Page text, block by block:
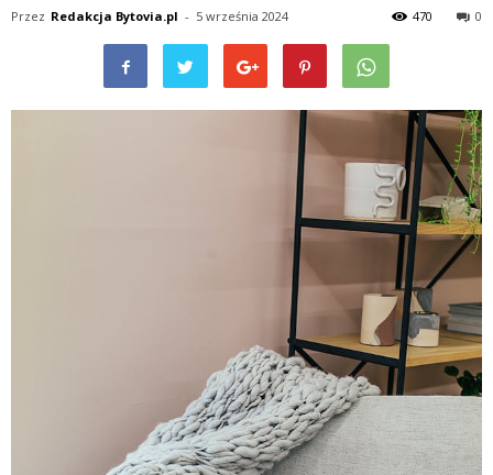
Przez Redakcja Bytovia.pl - 5 września 2024 0
470